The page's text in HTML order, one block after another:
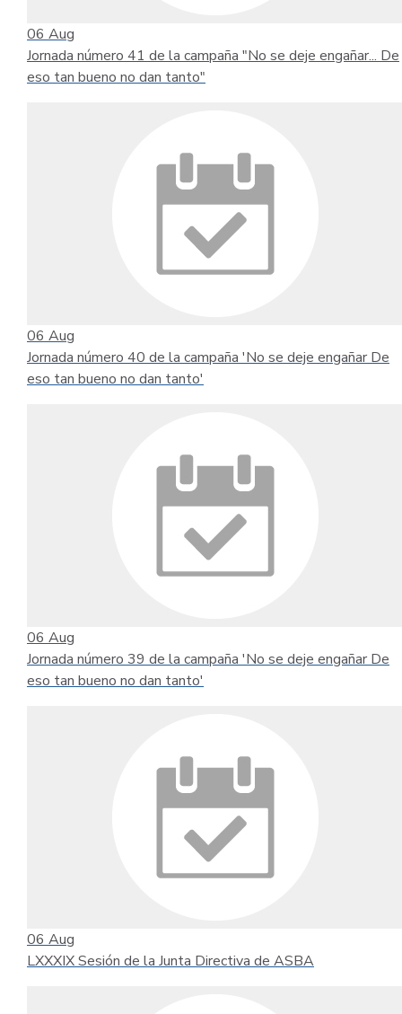
06 Aug
Jornada número 41 de la campaña "No se deje engañar... De
eso tan bueno no dan tanto"
06 Aug
Jornada número 40 de la campaña 'No se deje engañar De
eso tan bueno no dan tanto'
06 Aug
Jornada número 39 de la campaña 'No se deje engañar De
eso tan bueno no dan tanto'
06 Aug
LXXXIX Sesión de la Junta Directiva de ASBA